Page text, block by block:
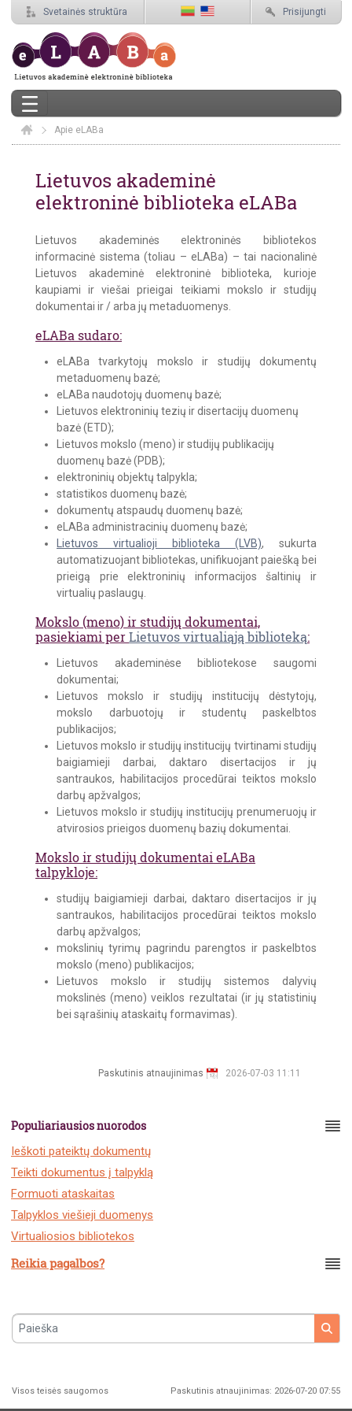
Svetainės struktūra Prisijungti
Elaba
Apie eLABa
Lietuvos akademinė
elektroninė biblioteka eLABa
Lietuvos akademinės elektroninės bibliotekos
informacinė sistema (toliau – eLABa) – tai nacionalinė
Lietuvos akademinė elektroninė biblioteka, kurioje
kaupiami ir viešai prieigai teikiami mokslo ir studijų
dokumentai ir / arba jų metaduomenys.
eLABa sudaro:
eLABa tvarkytojų mokslo ir studijų dokumentų
metaduomenų bazė;
eLABa naudotojų duomenų bazė;
Lietuvos elektroninių tezių ir disertacijų duomenų
bazė (ETD);
Lietuvos mokslo (meno) ir studijų publikacijų
duomenų bazė (PDB);
elektroninių objektų talpykla;
statistikos duomenų bazė;
dokumentų atspaudų duomenų bazė;
eLABa administracinių duomenų bazė;
Lietuvos virtualioji biblioteka (LVB), sukurta
automatizuojant bibliotekas, unifikuojant paiešką bei
prieigą prie elektroninių informacijos šaltinių ir
virtualių paslaugų.
Mokslo (meno) ir studijų dokumentai,
pasiekiami perLietuvos virtualiąją biblioteką:
Lietuvos akademinėse bibliotekose saugomi
dokumentai;
Lietuvos mokslo ir studijų institucijų dėstytojų,
mokslo darbuotojų ir studentų paskelbtos
publikacijos;
Lietuvos mokslo ir studijų institucijų tvirtinami studijų
baigiamieji darbai, daktaro disertacijos ir jų
santraukos, habilitacijos procedūrai teiktos mokslo
darbų apžvalgos;
Lietuvos mokslo ir studijų institucijų prenumeruojų ir
atvirosios prieigos duomenų bazių dokumentai.
Mokslo ir studijų dokumentai eLABa
talpykloje:
studijų baigiamieji darbai, daktaro disertacijos ir jų
santraukos, habilitacijos procedūrai teiktos mokslo
darbų apžvalgos;
mokslinių tyrimų pagrindu parengtos ir paskelbtos
mokslo (meno) publikacijos;
Lietuvos mokslo ir studijų sistemos dalyvių
mokslinės (meno) veiklos rezultatai (ir jų statistinių
bei sąrašinių ataskaitų formavimas).
Paskutinis atnaujinimas 2026-07-03 11:11
Populiariausios nuorodos
Ieškoti pateiktų dokumentų
Teikti dokumentus į talpyklą
Formuoti ataskaitas
Talpyklos viešieji duomenys
Virtualiosios bibliotekos
Reikia pagalbos?
Paieška
Visos teisės saugomos Paskutinis atnaujinimas: 2026-07-20 07:55